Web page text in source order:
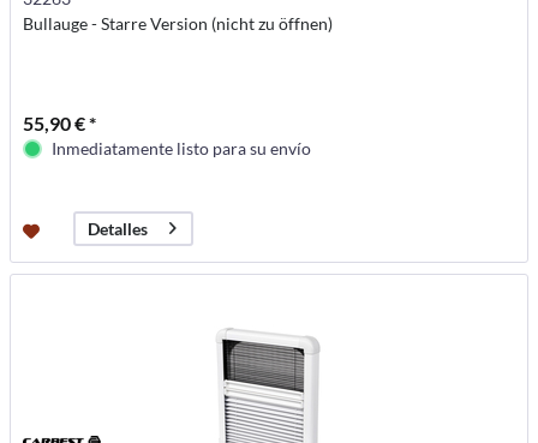
Bullauge - Starre Version (nicht zu öffnen)
55,90 € *
Inmediatamente listo para su envío
Detalles